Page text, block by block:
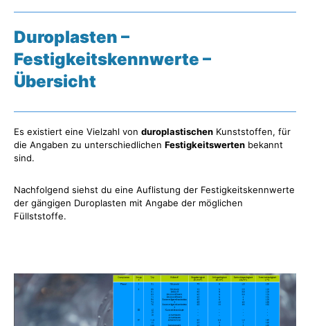
Duroplasten –
Festigkeitskennwerte –
Übersicht
Es existiert eine Vielzahl von duroplastischen Kunststoffen, für
die Angaben zu unterschiedlichen Festigkeitswerten bekannt
sind.
Nachfolgend siehst du eine Auflistung der Festigkeitskennwerte
der gängigen Duroplasten mit Angabe der möglichen
Füllststoffe.